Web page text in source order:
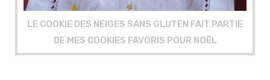
LE COOKIE DES NEIGES SANS GLUTEN FAIT PARTIE
DE MES COOKIES FAVORIS POUR NOËL